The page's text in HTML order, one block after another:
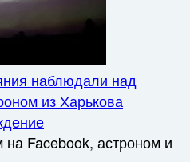
наблюдали над
из Харькова
на Facebook, астроном и